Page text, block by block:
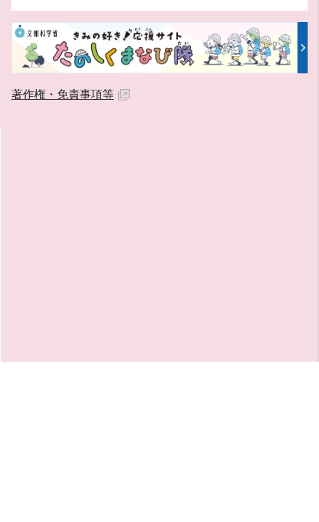
著作権・免責事項等